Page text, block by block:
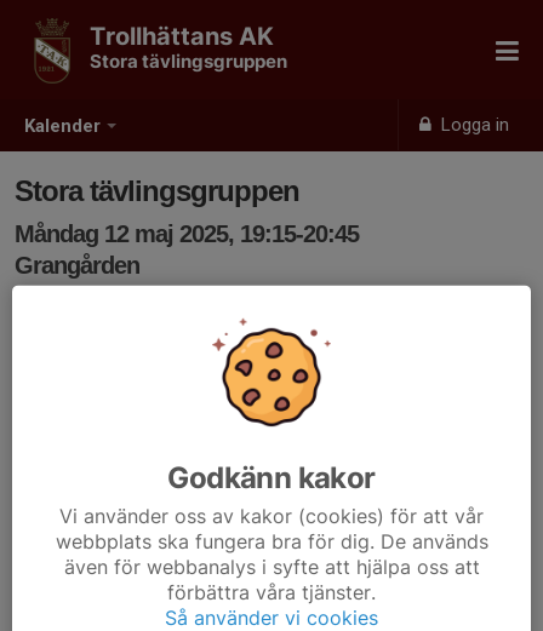
Kalender Logga in
Trollhättans AK
Stora tävlingsgruppen
Stora tävlingsgruppen
Måndag 12 maj 2025, 19:15-20:45
Grangården
Godkänn kakor
Vi använder oss av kakor (cookies) för att vår
webbplats ska fungera bra för dig. De används
även för webbanalys i syfte att hjälpa oss att
förbättra våra tjänster.
Så använder vi cookies